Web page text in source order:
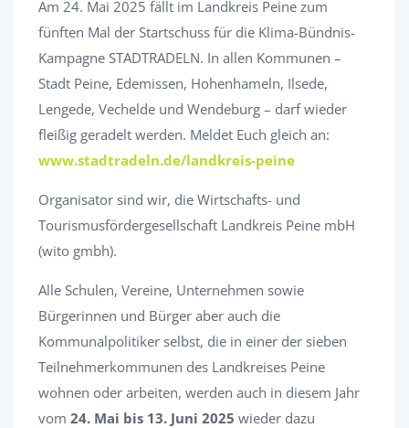
Am 24. Mai 2025 fällt im Landkreis Peine zum
fünften Mal der Startschuss für die Klima-Bündnis-
Kampagne STADTRADELN. In allen Kommunen –
Stadt Peine, Edemissen, Hohenhameln, Ilsede,
Lengede, Vechelde und Wendeburg – darf wieder
fleißig geradelt werden. Meldet Euch gleich an:
www.stadtradeln.de/landkreis-peine
Organisator sind wir, die Wirtschafts- und
Tourismusfördergesellschaft Landkreis Peine mbH
(wito gmbh).
Alle Schulen, Vereine, Unternehmen sowie
Bürgerinnen und Bürger aber auch die
Kommunalpolitiker selbst, die in einer der sieben
Teilnehmerkommunen des Landkreises Peine
wohnen oder arbeiten, werden auch in diesem Jahr
vom 24. Mai bis 13. Juni 2025 wieder dazu